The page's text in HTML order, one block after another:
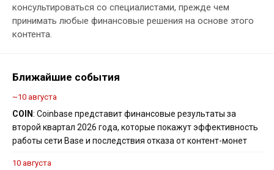
консультироваться со специалистами, прежде чем
принимать любые финансовые решения на основе этого
контента.
Ближайшие события
~10 августа
COIN: Coinbase представит финансовые результаты за
второй квартал 2026 года, которые покажут эффективность
работы сети Base и последствия отказа от контент-монет
10 августа